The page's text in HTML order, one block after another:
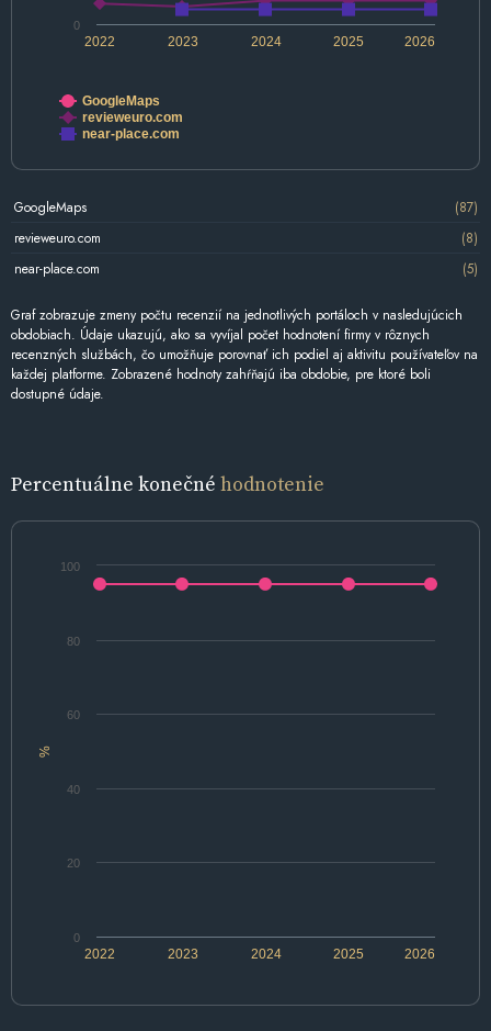
2022 2024 2026
2023 2025
0
GoogleMaps
revieweuro.com
near-place.com
GoogleMaps
(87)
revieweuro.com
(8)
near-place.com
(5)
Graf zobrazuje zmeny počtu recenzií na jednotlivých portáloch v nasledujúcich
obdobiach. Údaje ukazujú, ako sa vyvíjal počet hodnotení firmy v rôznych
recenzných službách, čo umožňuje porovnať ich podiel aj aktivitu používateľov na
každej platforme. Zobrazené hodnoty zahŕňajú iba obdobie, pre ktoré boli
dostupné údaje.
Percentuálne konečné hodnotenie
%
2022 2024 2026
2023 2025
0
20
40
60
80
100